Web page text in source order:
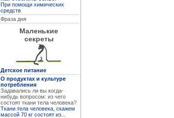
Устранение дефектов
одежды
При помощи химических
средств
Фраза дня
Маленькие
секреты
Детское питание
О продуктах и культуре
потребления
Задавались ли вы когда-
нибудь вопросом: из чего
состоят ткани тела человека?
Ткани тела человека, скажем
массой 70 кг состоят из...